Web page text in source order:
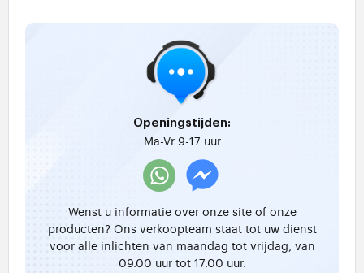
Openingstijden:
Ma-Vr 9-17 uur
Wenst u informatie over onze site of onze
producten? Ons verkoopteam staat tot uw dienst
voor alle inlichten van maandag tot vrijdag, van
09.00 uur tot 17.00 uur.